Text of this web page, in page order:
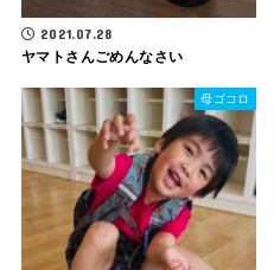
2021.07.28
ヤマトさんごめんなさい
母ゴコロ